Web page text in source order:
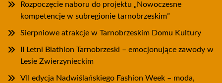
Rozpoczęcie naboru do projektu „Nowoczesne
kompetencje w subregionie tarnobrzeskim”
Sierpniowe atrakcje w Tarnobrzeskim Domu Kultury
II Letni Biathlon Tarnobrzeski – emocjonujące zawody w
Lesie Zwierzynieckim
VII edycja Nadwiślańskiego Fashion Week – moda,